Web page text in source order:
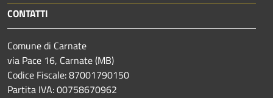
CONTATTI
Comune di Carnate
via Pace 16, Carnate (MB)
Codice Fiscale: 87001790150
Partita IVA: 00758670962